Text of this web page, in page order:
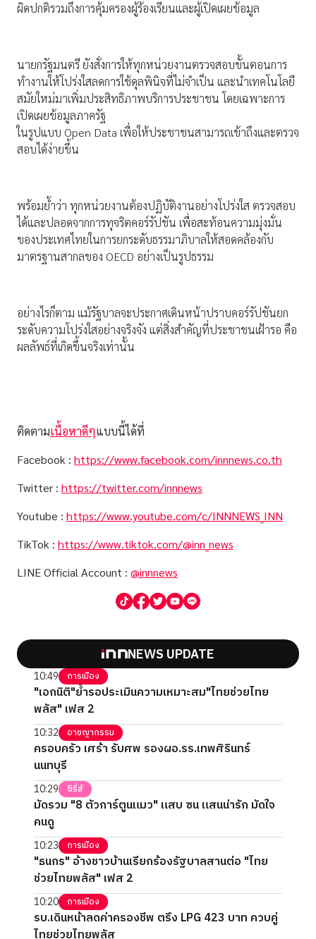
ผิดปกติรวมถึงการคุ้มครองผู้ร้องเรียนและผู้เปิดเผยข้อมูล
นายกรัฐมนตรี ยังสั่งการให้ทุกหน่วยงานตรวจสอบขั้นตอนการ
ทำงานให้โปร่งใสลดการใช้ดุลพินิจที่ไม่จำเป็น และนำเทคโนโลยี
สมัยใหม่มาเพิ่มประสิทธิภาพบริการประชาชน โดยเฉพาะการ
เปิดเผยข้อมูลภาครัฐ
ในรูปแบบ Open Data เพื่อให้ประชาชนสามารถเข้าถึงและตรวจ
สอบได้ง่ายขึ้น
พร้อมย้ำว่า ทุกหน่วยงานต้องปฏิบัติงานอย่างโปร่งใส ตรวจสอบ
ได้และปลอดจากการทุจริตคอร์รัปชัน เพื่อสะท้อนความมุ่งมั่น
ของประเทศไทยในการยกระดับธรรมาภิบาลให้สอดคล้องกับ
มาตรฐานสากลของ OECD อย่างเป็นรูปธรรม
อย่างไรก็ตาม แม้รัฐบาลจะประกาศเดินหน้าปราบคอร์รัปชันยก
ระดับความโปร่งใสอย่างจริงจัง แต่สิ่งสำคัญที่ประชาชนเฝ้ารอ คือ
ผลลัพธ์ที่เกิดขึ้นจริงเท่านั้น
ติดตามเนื้อหาดีๆแบบนี้ได้ที่
Facebook : https://www.facebook.com/innnews.co.th
Twitter : https://twitter.com/innnews
Youtube : https://www.youtube.com/c/INNNEWS_INN
TikTok : https://www.tiktok.com/@inn_news
LINE Official Account : @innnews
NEWS UPDATE
10:49 การเมือง
"เอกนิติ"ย้ำรอประเมินความเหมาะสม"ไทยช่วยไทย
พลัส" เฟส 2
10:32 อาชญากรรม
ครอบครัว เศร้า รับศพ รองผอ.รร.เทพศิรินทร์
นนทบุรี
10:29 ซีรี่ส์
มัดรวม "8 ตัวการ์ตูนแมว" แสบ ซน แสนน่ารัก มัดใจ
คนดู
10:23 การเมือง
"ธนกร" อ้างชาวบ้านเรียกร้องรัฐบาลสานต่อ "ไทย
ช่วยไทยพลัส" เฟส 2
10:20 การเมือง
รบ.เดินหน้าลดค่าครองชีพ ตรึง LPG 423 บาท ควบคู่